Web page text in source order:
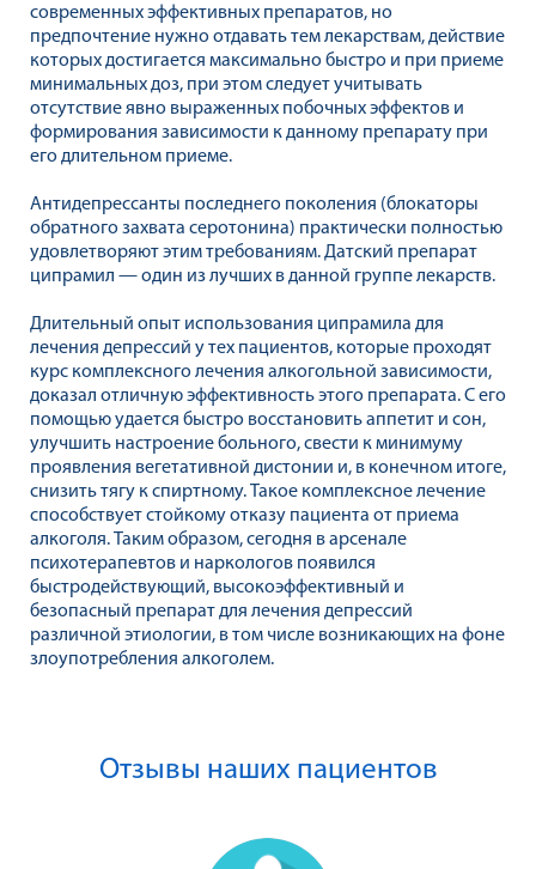
современных эффективных препаратов, но
предпочтение нужно отдавать тем лекарствам, действие
которых достигается максимально быстро и при приеме
минимальных доз, при этом следует учитывать
отсутствие явно выраженных побочных эффектов и
формирования зависимости к данному препарату при
его длительном приеме.
Антидепрессанты последнего поколения (блокаторы
обратного захвата серотонина) практически полностью
удовлетворяют этим требованиям. Датский препарат
ципрамил — один из лучших в данной группе лекарств.
Длительный опыт использования ципрамила для
лечения депрессий у тех пациентов, которые проходят
курс комплексного лечения алкогольной зависимости,
доказал отличную эффективность этого препарата. С его
помощью удается быстро восстановить аппетит и сон,
улучшить настроение больного, свести к минимуму
проявления вегетативной дистонии и, в конечном итоге,
снизить тягу к спиртному. Такое комплексное лечение
способствует стойкому отказу пациента от приема
алкоголя. Таким образом, сегодня в арсенале
психотерапевтов и наркологов появился
быстродействующий, высокоэффективный и
безопасный препарат для лечения депрессий
различной этиологии, в том числе возникающих на фоне
злоупотребления алкоголем.
Отзывы наших пациентов